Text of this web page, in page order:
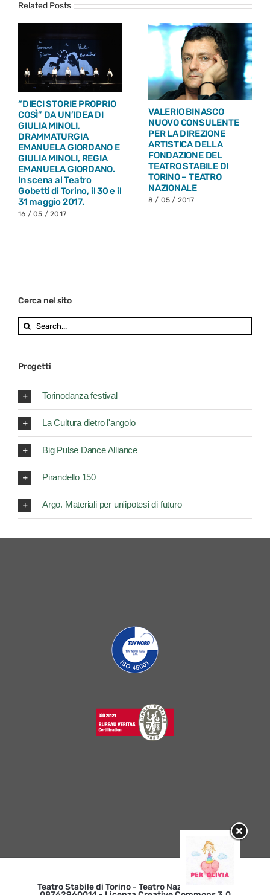
Related Posts
“DIECI STORIE PROPRIO
COSÌ” DA UN’IDEA DI
GIULIA MINOLI,
DRAMMATURGIA
EMANUELA GIORDANO E
GIULIA MINOLI, REGIA
EMANUELA GIORDANO.
In scena al Teatro
Gobetti di Torino, il 30 e il
31 maggio 2017.
16 / 05 / 2017
VALERIO BINASCO
NUOVO CONSULENTE
PER LA DIREZIONE
ARTISTICA DELLA
FONDAZIONE DEL
TEATRO STABILE DI
TORINO – TEATRO
NAZIONALE
8 / 05 / 2017
Cerca nel sito
Search
for:
Progetti
Torinodanza festival
La Cultura dietro l'angolo
Big Pulse Dance Alliance
Pirandello 150
Argo. Materiali per un'ipotesi di futuro
Teatro Stabile di Torino - Teatro Nazionale | p. iva